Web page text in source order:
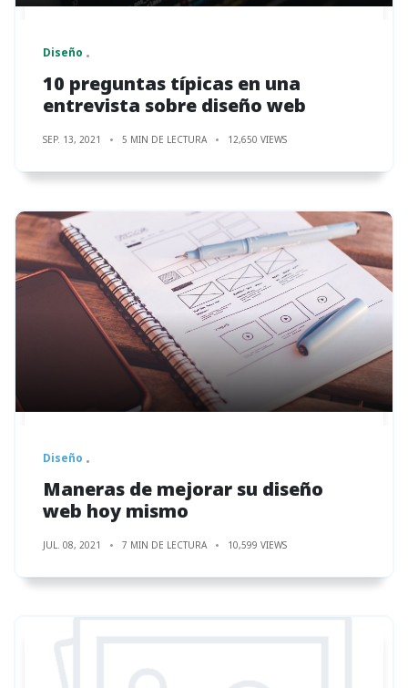
Diseño
10 preguntas típicas en una
entrevista sobre diseño web
SEP. 13, 2021 5 MIN DE LECTURA 12,650 VIEWS
Diseño
Maneras de mejorar su diseño
web hoy mismo
JUL. 08, 2021 7 MIN DE LECTURA 10,599 VIEWS